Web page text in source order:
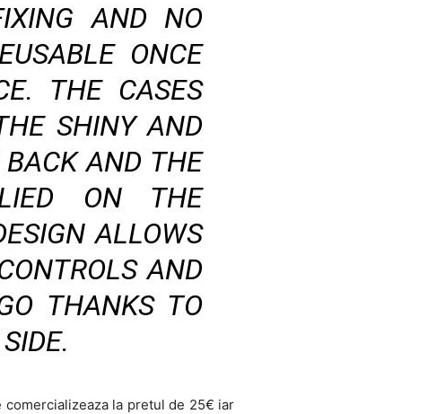
AND NO
ONCE
THE CASES
SHINY AND
BACK AND THE
ON THE
ALLOWS
AND
THANKS TO
la pretul de 25€ iar